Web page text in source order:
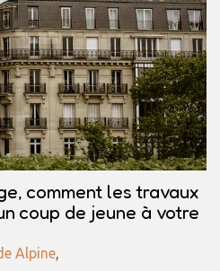
comment les travaux
coup de jeune à votre
Alpine,